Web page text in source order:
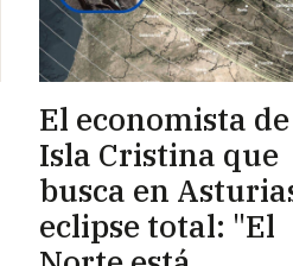
El economista de
Isla Cristina que
busca en
eclipse total: "El